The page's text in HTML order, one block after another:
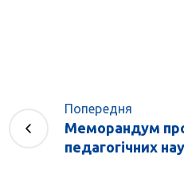
Попередня
Меморандум
педагогічних